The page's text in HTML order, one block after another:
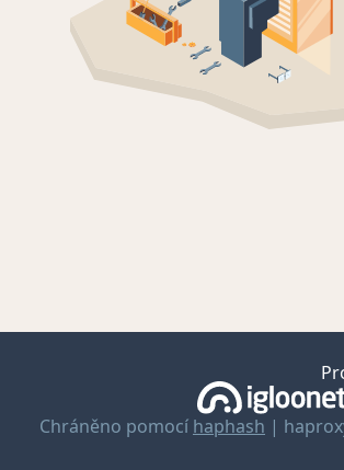
Chráněno pomocí haphash |